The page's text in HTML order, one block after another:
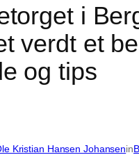
i
verdt et
og tips
Kristian Hansen Johansenin